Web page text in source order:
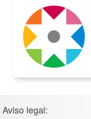
Aviso legal: